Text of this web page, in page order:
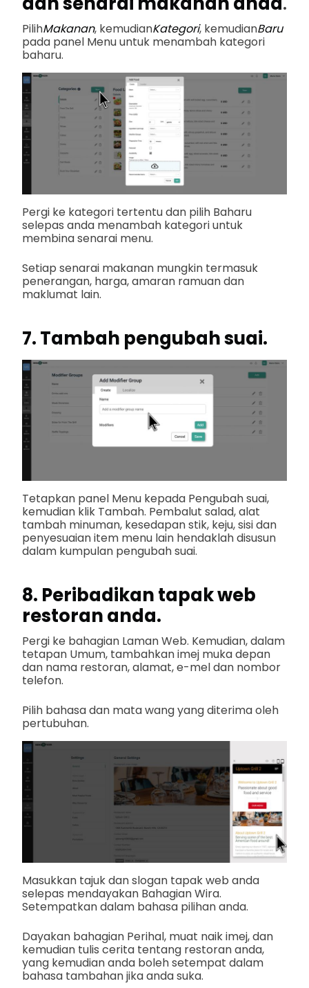
PilihMakanan, kemudianKategori, kemudianBaru
pada panel Menu untuk menambah kategori
baharu.
Pergi ke kategori tertentu dan pilih Baharu
selepas anda menambah kategori untuk
membina senarai menu.
Setiap senarai makanan mungkin termasuk
penerangan, harga, amaran ramuan dan
maklumat lain.
7. Tambah pengubah suai.
Tetapkan panel Menu kepada Pengubah suai,
kemudian klik Tambah. Pembalut salad, alat
tambah minuman, kesedapan stik, keju, sisi dan
penyesuaian item menu lain hendaklah disusun
dalam kumpulan pengubah suai.
8. Peribadikan tapak web
restoran anda.
Pergi ke bahagian Laman Web. Kemudian, dalam
tetapan Umum, tambahkan imej muka depan
dan nama restoran, alamat, e-mel dan nombor
telefon.
Pilih bahasa dan mata wang yang diterima oleh
pertubuhan.
Masukkan tajuk dan slogan tapak web anda
selepas mendayakan Bahagian Wira.
Setempatkan dalam bahasa pilihan anda.
Dayakan bahagian Perihal, muat naik imej, dan
kemudian tulis cerita tentang restoran anda,
yang kemudian anda boleh setempat dalam
bahasa tambahan jika anda suka.